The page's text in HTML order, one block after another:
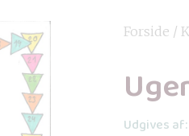
Forside /
Udgives